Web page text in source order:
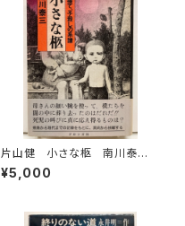
片山健 小さな柩 南川泰
三 帯 ブロンズ社
¥5,000